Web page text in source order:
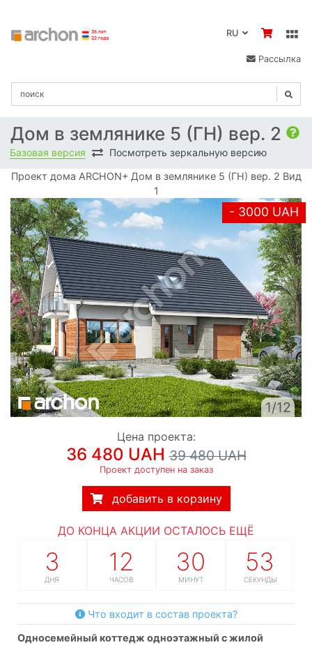
Рассылка
Дом в землянике 5 (ГН) вер. 2
Базовая версия Посмотреть зеркальную версию
Проект дома ARCHON+ Дом в землянике 5 (ГН) вер. 2 Вид
1
- 3000 UAH
1/12
Цена проекта:
36 480 UAH39 480 UAH
Проект доступен на заказ
добавить в корзину
ДО КОНЦА АКЦИИ ОСТАЛОСЬ ЕЩЁ
3
ДНЯ
12
ЧАСОВ
30
МИНУТ
52
СЕКУНДЫ
Что входит в состав проекта?
односемейный коттедж одноэтажный с жилой